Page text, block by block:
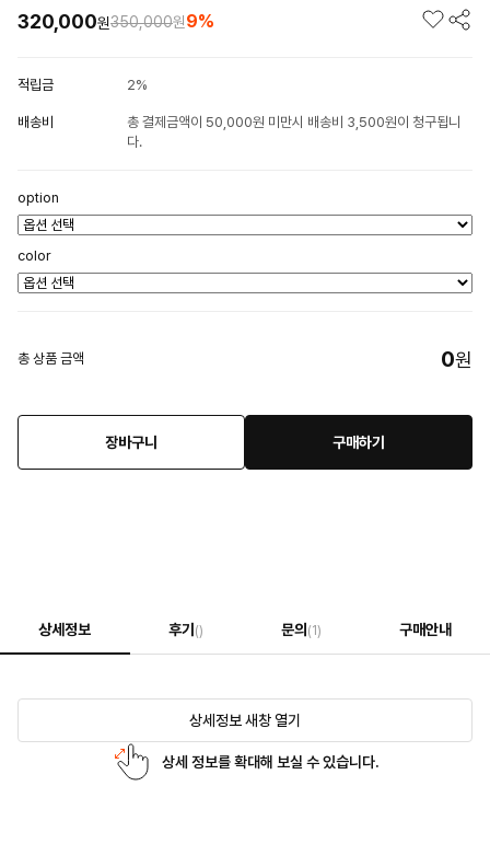
320,000원350,000원9%
적립금 2%
배송비
총 결제금액이 50,000원 미만시 배송비 3,500원이 청구됩니
다.
option
color
총 상품 금액 0원
장바구니 구매하기
상세정보 후기 () 문의 (1) 구매안내
상세정보 새창 열기
상세 정보를 확대해 보실 수 있습니다.